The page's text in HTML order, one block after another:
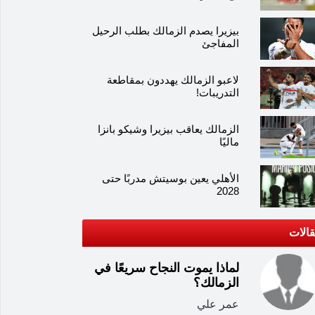
بيزيرا يصدم الزمالك بطلب الرحيل
المفاجئ
لاعبو الزمالك يهددون بمقاطعة
التدريبات!
الزمالك يعاقب بيزيرا وشيكو بانزا
ماليًا
الأهلي يعين بوسيتش مدربًا حتى
2028
لماذا يموت النجاح سريعًا في
الزمالك؟
عمر علي